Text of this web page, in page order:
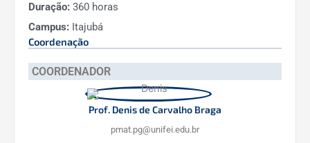
Duração: 360 horas
Campus: Itajubá
Coordenação
COORDENADOR
Prof. Denis de Carvalho Braga
pmat.pg@unifei.edu.br